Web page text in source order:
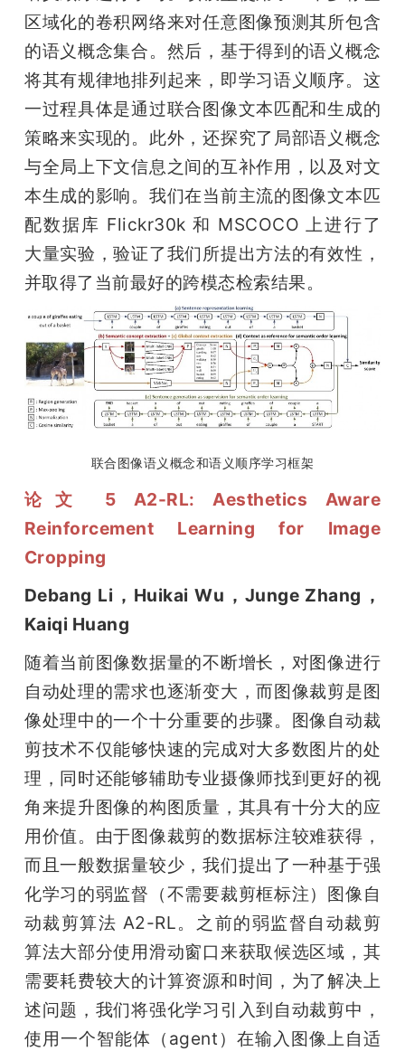
区域化的卷积网络来对任意图像预测其所包含
的语义概念集合。然后，基于得到的语义概念
将其有规律地排列起来，即学习语义顺序。这
一过程具体是通过联合图像文本匹配和生成的
策略来实现的。此外，还探究了局部语义概念
与全局上下文信息之间的互补作用，以及对文
本生成的影响。我们在当前主流的图像文本匹
配数据库 Flickr30k 和 MSCOCO 上进行了
大量实验，验证了我们所提出方法的有效性，
并取得了当前最好的跨模态检索结果。
联合图像语义概念和语义顺序学习框架
论文 5 A2-RL: Aesthetics Aware
Reinforcement Learning for Image
Cropping
Debang Li，Huikai Wu，Junge Zhang，
Kaiqi Huang
随着当前图像数据量的不断增长，对图像进行
自动处理的需求也逐渐变大，而图像裁剪是图
像处理中的一个十分重要的步骤。图像自动裁
剪技术不仅能够快速的完成对大多数图片的处
理，同时还能够辅助专业摄像师找到更好的视
角来提升图像的构图质量，其具有十分大的应
用价值。由于图像裁剪的数据标注较难获得，
而且一般数据量较少，我们提出了一种基于强
化学习的弱监督（不需要裁剪框标注）图像自
动裁剪算法 A2-RL。之前的弱监督自动裁剪
算法大部分使用滑动窗口来获取候选区域，其
需要耗费较大的计算资源和时间，为了解决上
述问题，我们将强化学习引入到自动裁剪中，
使用一个智能体（agent）在输入图像上自适